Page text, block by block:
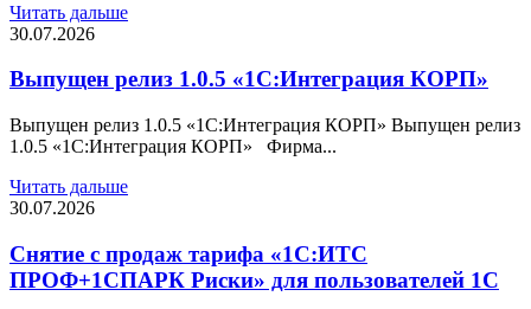
Читать дальше
30.07.2026
Выпущен релиз 1.0.5 «1С:Интеграция КОРП»
Выпущен релиз 1.0.5 «1С:Интеграция КОРП» Выпущен релиз
1.0.5 «1С:Интеграция КОРП» Фирма...
Читать дальше
30.07.2026
Снятие с продаж тарифа «1С:ИТС
ПРОФ+1СПАРК Риски» для пользователей 1С